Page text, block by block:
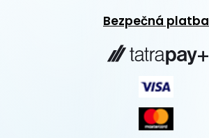
Bezpečná platba